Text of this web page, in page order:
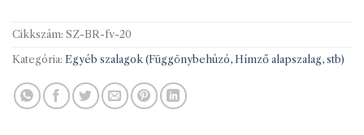
Cikkszám: SZ-BR-fv-20
Kategória: Egyéb szalagok (Függönybehúzó, Hímző alapszalag, stb)